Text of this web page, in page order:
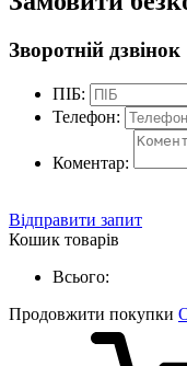
Зворотній дзвінок
ПІБ:
Телефон:
Коментар:
Відправити запит
Кошик товарів
Всього:
Продовжити покупки